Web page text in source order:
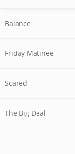
Balance
Friday Matinee
Scared
The Big Deal